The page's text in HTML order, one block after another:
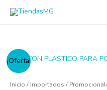
¡Oferta!
Inicio / Importados /
BOTON
PLASTICO
PARA